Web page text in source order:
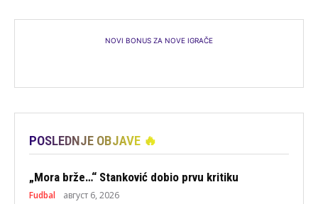
NOVI BONUS ZA NOVE IGRAČE
POSLEDNJE OBJAVE 🔥
„Mora brže…“ Stanković dobio prvu kritiku
Fudbal август 6, 2026